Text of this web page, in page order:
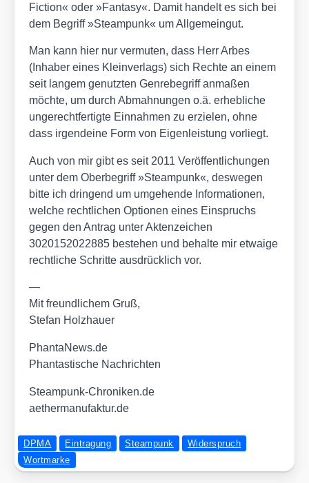
Fic­tion« oder »Fan­ta­sy«. Damit han­delt es sich bei
dem Begriff »Steam­punk« um All­ge­mein­gut.
Man kann hier nur ver­mu­ten, dass Herr Arbes
(Inha­ber eines Klein­ver­lags) sich Rech­te an einem
seit lan­gem genutz­ten Gen­re­be­griff anma­ßen
möch­te, um durch Abmah­nun­gen o.ä. erheb­li­che
unge­recht­fer­tig­te Ein­nah­men zu erzie­len, ohne
dass irgend­ei­ne Form von Eigen­leis­tung vor­liegt.
Auch von mir gibt es seit 2011 Ver­öf­fent­li­chun­gen
unter dem Ober­be­griff »Steam­punk«, des­we­gen
bit­te ich drin­gend um umge­hen­de Infor­ma­tio­nen,
wel­che recht­li­chen Optio­nen eines Ein­spruchs
gegen den Antrag unter Akten­zei­chen
3020152022885 bestehen und behal­te mir etwa­ige
recht­li­che Schrit­te aus­drück­lich vor.
—
Mit freund­li­chem Gruß,
Ste­fan Holz­hau­er
Phan​ta​News​.de
Phan­tas­ti­sche Nach­rich­ten
Steam​punk​-Chro​ni​ken​.de
aether​ma​nu​fak​tur​.de
DPMA Eintragung Steampunk
Widerspruch
Wortmarke